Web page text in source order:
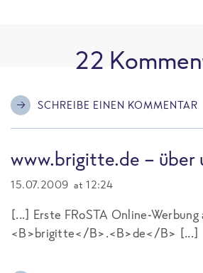
22
SCHREIBE EINEN KOMMENTAR
www.brigitte.de - über
15.07.2009 at 12:24
[...] Erste FRoSTA Online-Werbung
<B>brigitte</B>.<B>de</B> [...]